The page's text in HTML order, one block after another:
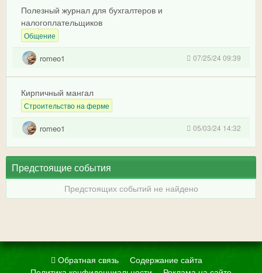
Полезный журнал для бухгалтеров и
налогоплательщиков
Общение
romeo1 07/25/24 09:39
Кирпичный мангал
Строительство на ферме
romeo1 05/03/24 14:32
Предстоящие события
Предстоящих событий не найдено
Обратная связь
Содержание сайта